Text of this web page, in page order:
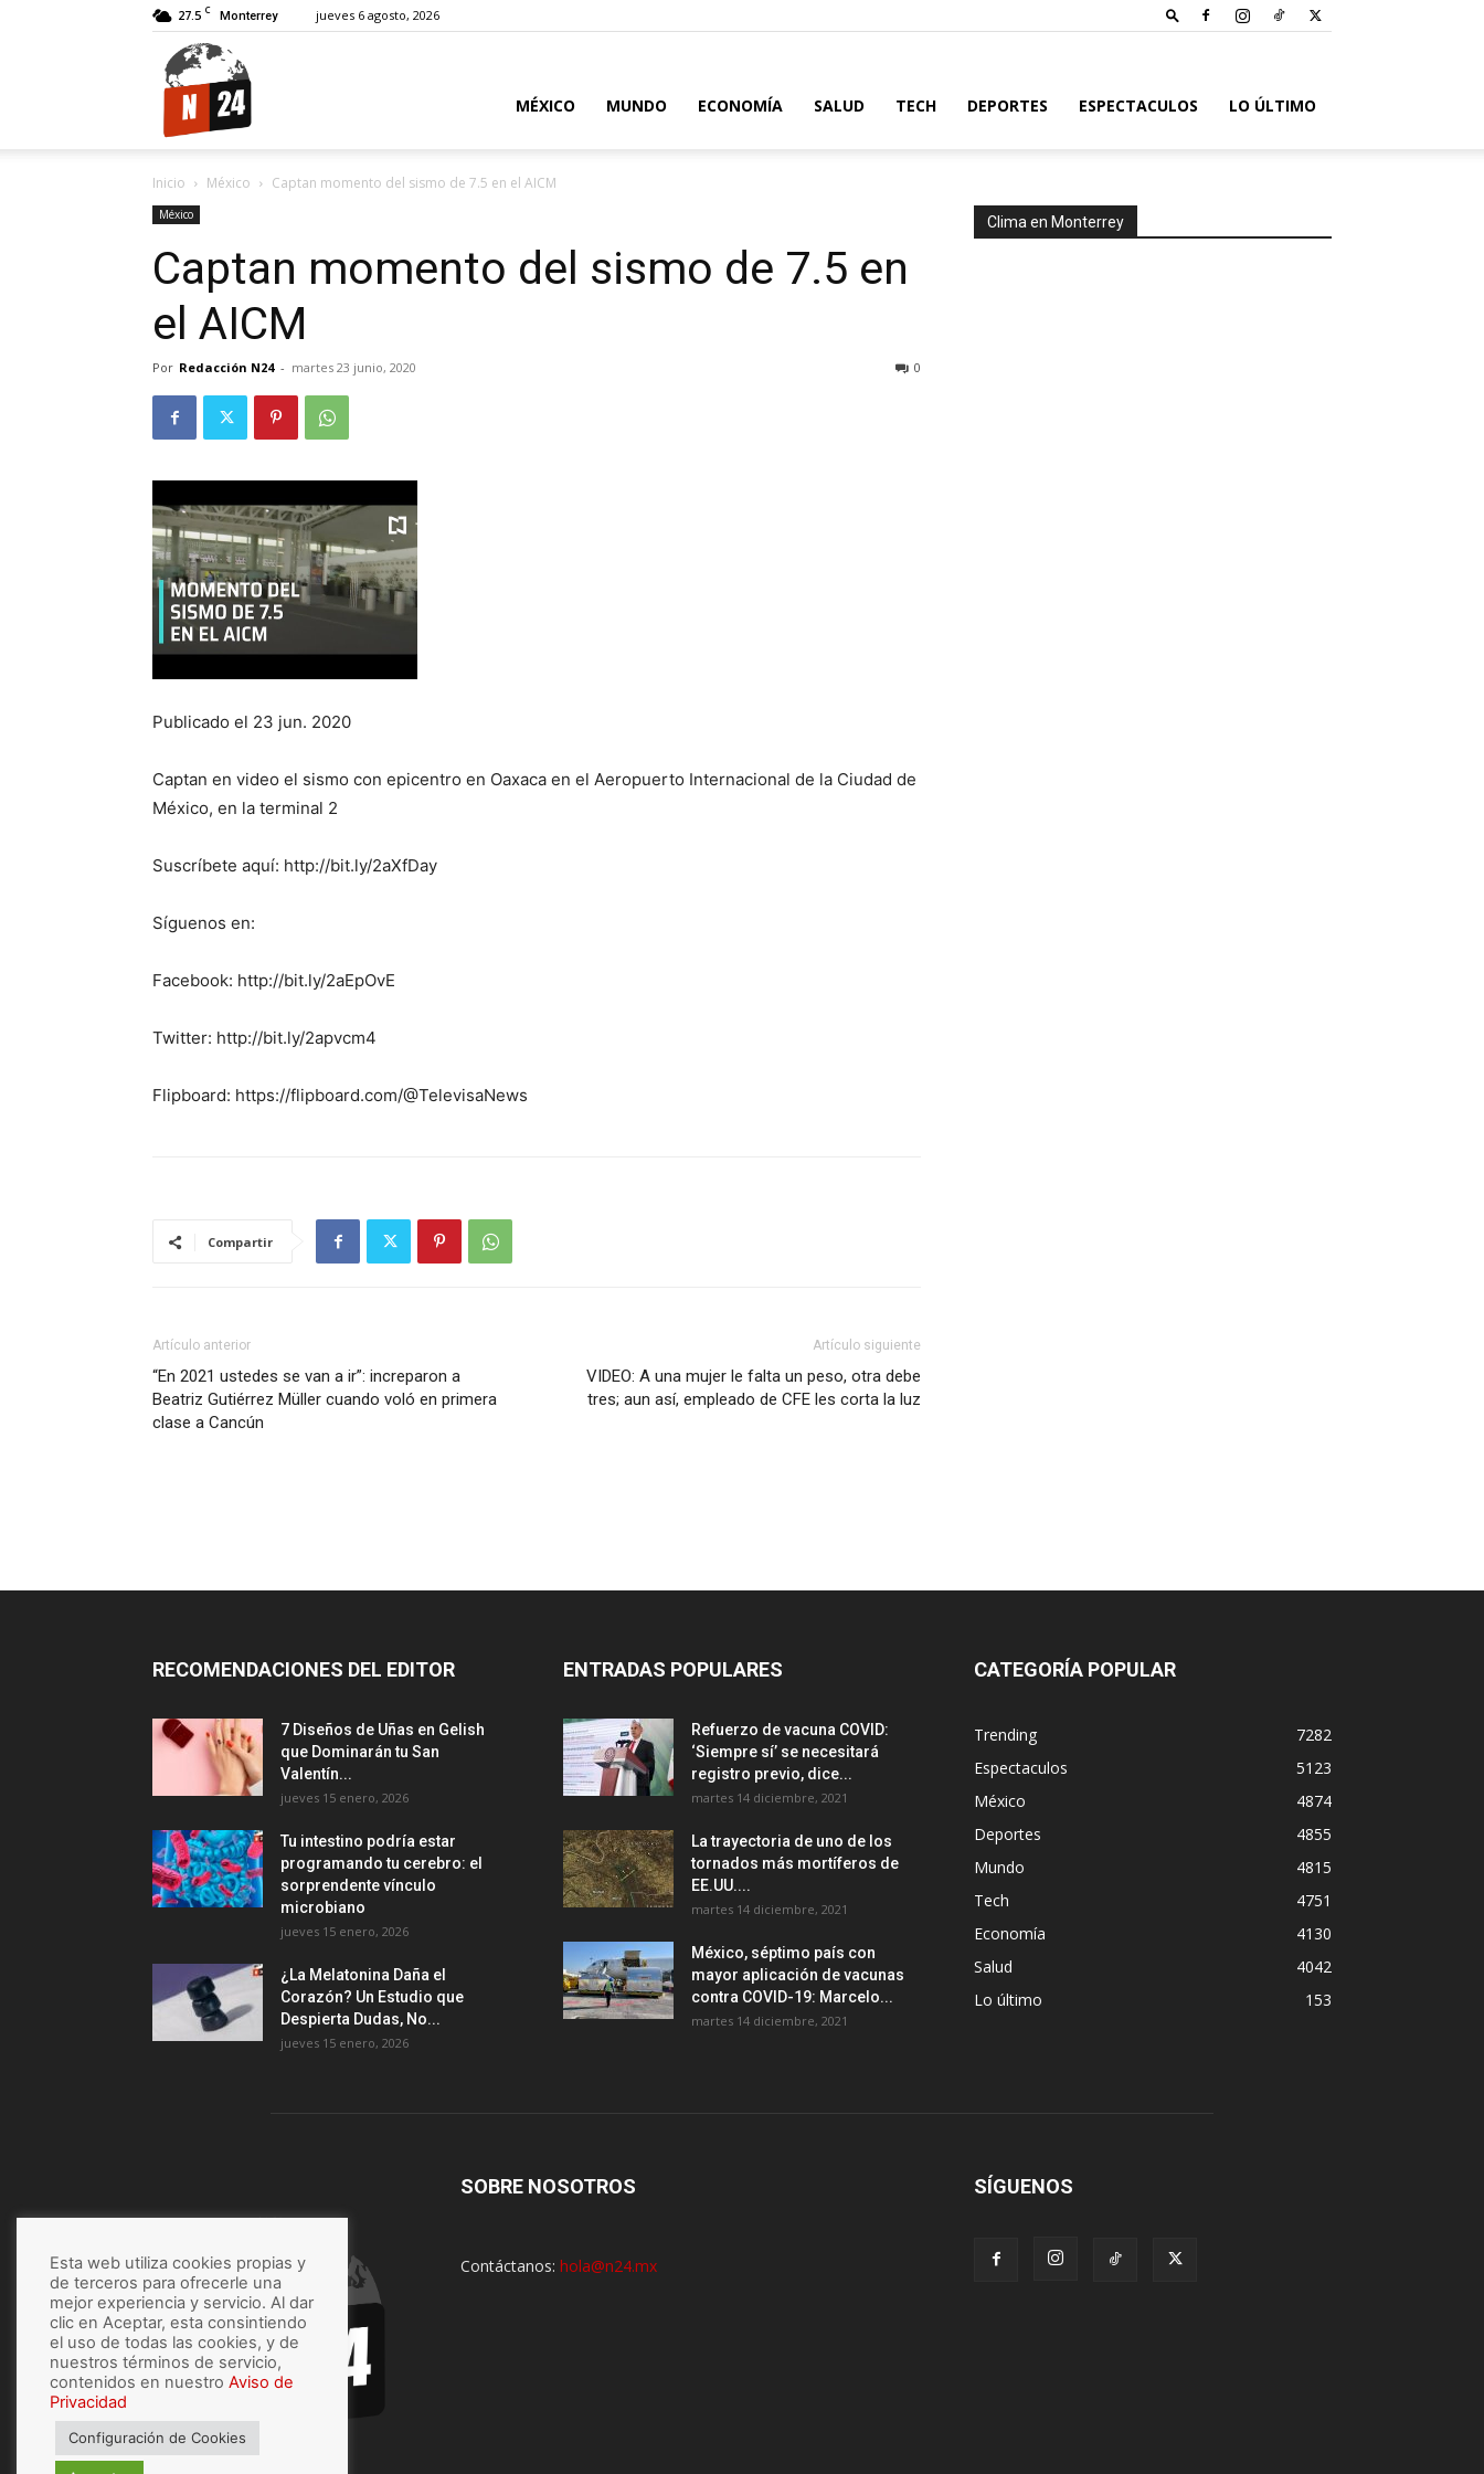
27.5 C Monterrey jueves 6 agosto, 2026
MÉXICO MUNDO ECONOMÍA SALUD TECH DEPORTES ESPECTACULOS LO ÚLTIMO
Inicio México Captan momento del sismo de 7.5 en el AICM
México
Captan momento del sismo de 7.5 en
el AICM
Por Redacción N24 - martes 23 junio, 2020 0
Publicado el 23 jun. 2020
Captan en video el sismo con epicentro en Oaxaca en el Aeropuerto Internacional de la Ciudad de
México, en la terminal 2
Suscríbete aquí: http://bit.ly/2aXfDay
Síguenos en:
Facebook: http://bit.ly/2aEpOvE
Twitter: http://bit.ly/2apvcm4
Flipboard: https://flipboard.com/@TelevisaNews
Compartir
Artículo anterior
“En 2021 ustedes se van a ir”: increparon a
Beatriz Gutiérrez Müller cuando voló en primera
clase a Cancún
Artículo siguiente
VIDEO: A una mujer le falta un peso, otra debe
tres; aun así, empleado de CFE les corta la luz
Clima en Monterrey
RECOMENDACIONES DEL EDITOR
7 Diseños de Uñas en Gelish
que Dominarán tu San
Valentín...
jueves 15 enero, 2026
Tu intestino podría estar
programando tu cerebro: el
sorprendente vínculo
microbiano
jueves 15 enero, 2026
¿La Melatonina Daña el
Corazón? Un Estudio que
Despierta Dudas, No...
jueves 15 enero, 2026
ENTRADAS POPULARES
Refuerzo de vacuna COVID:
‘Siempre sí’ se necesitará
registro previo, dice...
martes 14 diciembre, 2021
La trayectoria de uno de los
tornados más mortíferos de
EE.UU....
martes 14 diciembre, 2021
México, séptimo país con
mayor aplicación de vacunas
contra COVID-19: Marcelo...
martes 14 diciembre, 2021
CATEGORÍA POPULAR
Trending
7282
Espectaculos
5123
México
4874
Deportes
4855
Mundo
4815
Tech
4751
Economía
4130
Salud
4042
Lo último
153
SOBRE NOSOTROS
Contáctanos: hola@n24.mx
SÍGUENOS
Esta web utiliza cookies propias y
de terceros para ofrecerle una
mejor experiencia y servicio. Al dar
clic en Aceptar, esta consintiendo
el uso de todas las cookies, y de
nuestros términos de servicio,
contenidos en nuestro Aviso de
Privacidad
Configuración de Cookies